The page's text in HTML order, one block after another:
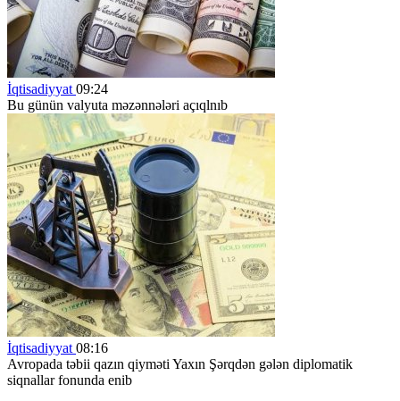
İqtisadiyyat 09:24
Bu günün valyuta məzənnələri açıqlnıb
İqtisadiyyat 08:16
Avropada təbii qazın qiyməti Yaxın Şərqdən gələn diplomatik
siqnallar fonunda enib